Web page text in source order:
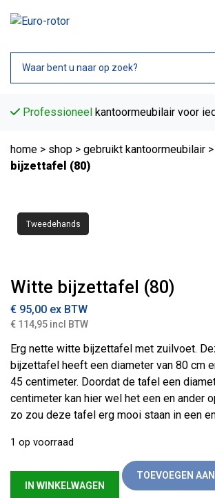
Professioneel kantoormeubilair voor
home > shop > gebruikt kantoormeubilair >
bijzettafel (80)
Tweedehands
Witte bijzettafel (80)
€ 95,00 ex BTW
€ 114,95 incl BTW
Erg nette witte bijzettafel met zuilvoet.
bijzettafel heeft een diameter van 80 cm
45 centimeter. Doordat de tafel een
centimeter kan hier wel het een en ander
zo zou deze tafel erg mooi staan in een
1 op voorraad
Witte bijzettafel (80) aantal
IN WINKELWAGEN
TOEVOEGEN